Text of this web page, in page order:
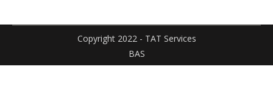
Facebook
X
PinterestLinkedInWhatsApp
Copyright 2022 - TAT Services
BAS